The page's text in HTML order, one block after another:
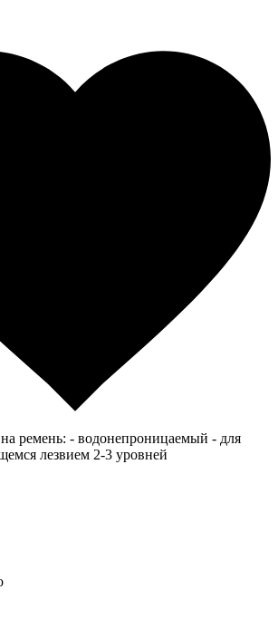
ремень: - водонепроницаемый - для
лезвием 2-3 уровней